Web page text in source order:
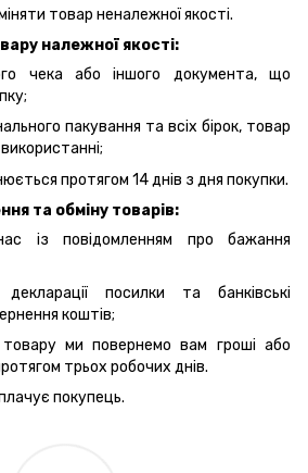
товар неналежної якості.
належної якості:
чека або іншого документа, що
пакування та всіх бірок, товар
протягом 14 днів з дня покупки.
та обміну товарів:
із повідомленням про бажання
посилки та банківські
коштів;
товару ми повернемо вам гроші або
трьох робочих днів.
покупець.